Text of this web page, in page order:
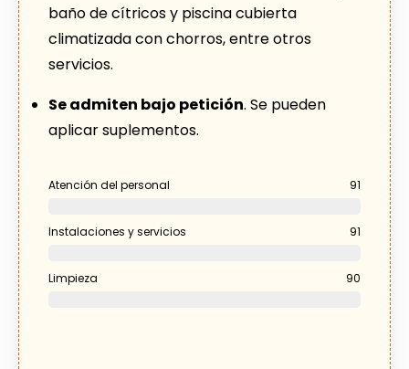
baño de cítricos y piscina cubierta
climatizada con chorros, entre otros
servicios.
Se admiten bajo petición. Se pueden
aplicar suplementos.
Atención del personal 91
Instalaciones y servicios 91
Limpieza 90